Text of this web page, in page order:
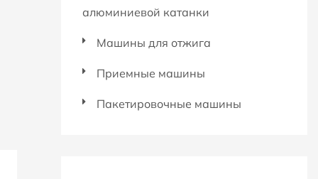
алюминиевой катанки
Машины для отжига
Приемные машины
Пакетировочные машины